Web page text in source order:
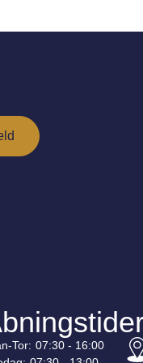
Tor: 07:30 - 16:00